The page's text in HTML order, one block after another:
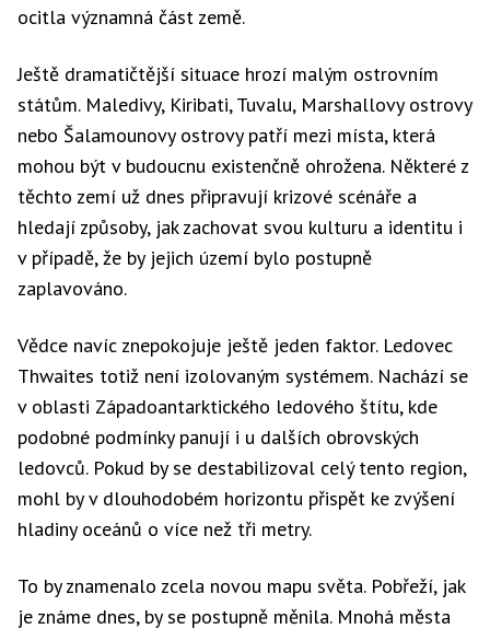
ocitla významná část země.
Ještě dramatičtější situace hrozí malým ostrovním
státům. Maledivy, Kiribati, Tuvalu, Marshallovy ostrovy
nebo Šalamounovy ostrovy patří mezi místa, která
mohou být v budoucnu existenčně ohrožena. Některé z
těchto zemí už dnes připravují krizové scénáře a
hledají způsoby, jak zachovat svou kulturu a identitu i
v případě, že by jejich území bylo postupně
zaplavováno.
Vědce navíc znepokojuje ještě jeden faktor. Ledovec
Thwaites totiž není izolovaným systémem. Nachází se
v oblasti Západoantarktického ledového štítu, kde
podobné podmínky panují i u dalších obrovských
ledovců. Pokud by se destabilizoval celý tento region,
mohl by v dlouhodobém horizontu přispět ke zvýšení
hladiny oceánů o více než tři metry.
To by znamenalo zcela novou mapu světa. Pobřeží, jak
je známe dnes, by se postupně měnila. Mnohá města